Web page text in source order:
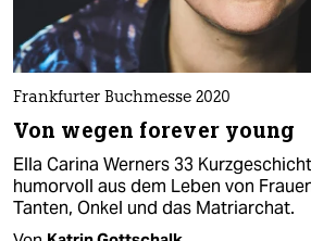
Frankfurter Buchmesse 2020
Von wegen forever young
Ella Carina Werners 33
humorvoll aus dem Leben von
Tanten, Onkel und das Matriarchat.